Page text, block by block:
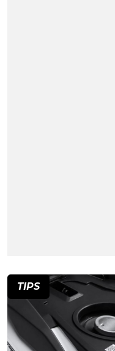
TIPS